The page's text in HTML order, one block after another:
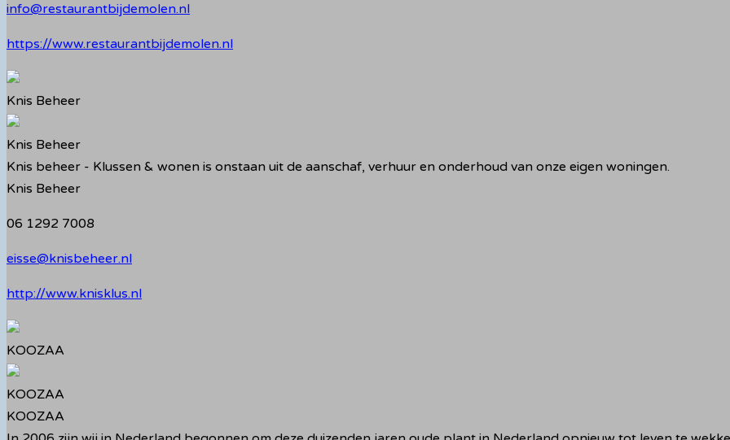
info@restaurantbijdemolen.nl
https://www.restaurantbijdemolen.nl
Knis Beheer
Knis Beheer
Knis beheer - Klussen & wonen is onstaan uit de aanschaf, verhuur en onderhoud van onze eigen woningen.
Knis Beheer
06 1292 7008
eisse@knisbeheer.nl
http://www.knisklus.nl
KOOZAA
KOOZAA
KOOZAA